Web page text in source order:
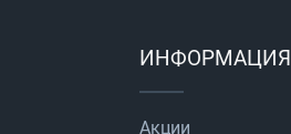
ИНФОРМАЦИЯ
Акции